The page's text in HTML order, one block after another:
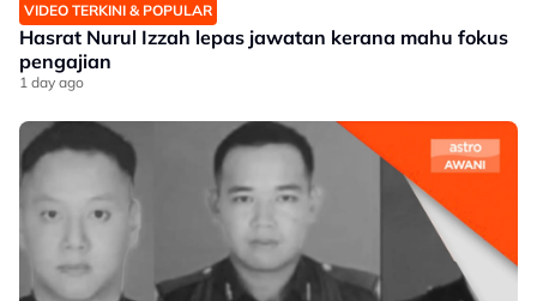
VIDEO TERKINI & POPULAR
Hasrat Nurul Izzah lepas jawatan kerana mahu fokus
pengajian
1 day ago